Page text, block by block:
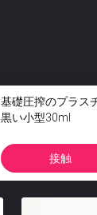
基礎圧搾のプラス
黒い小型30ml
接触